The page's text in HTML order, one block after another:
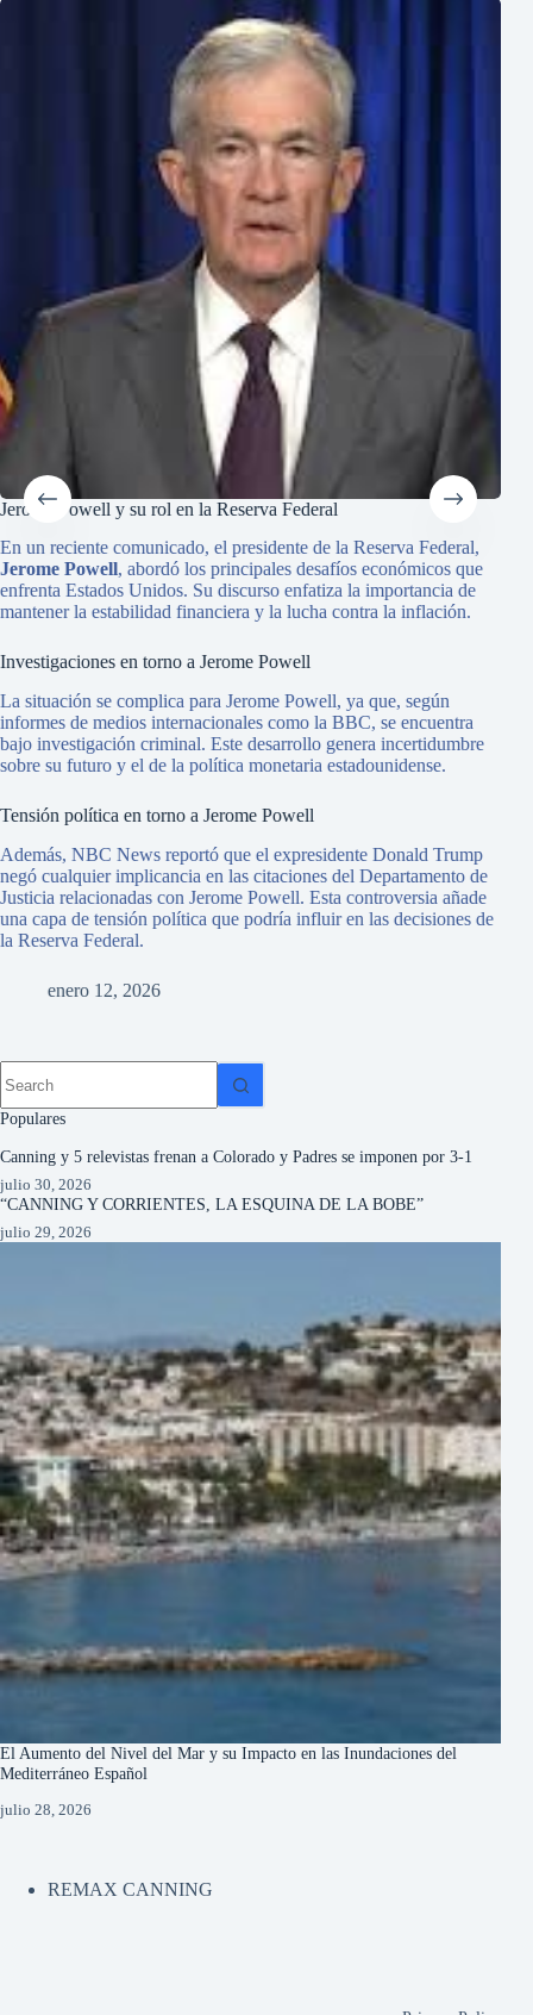
Jerome Powell y su rol en la Reserva Federal
En un reciente comunicado, el presidente de la Reserva Federal,
Jerome Powell, abordó los principales desafíos económicos que
enfrenta Estados Unidos. Su discurso enfatiza la importancia de
mantener la estabilidad financiera y la lucha contra la inflación.
Investigaciones en torno a Jerome Powell
La situación se complica para Jerome Powell, ya que, según
informes de medios internacionales como la BBC, se encuentra
bajo investigación criminal. Este desarrollo genera incertidumbre
sobre su futuro y el de la política monetaria estadounidense.
Tensión política en torno a Jerome Powell
Además, NBC News reportó que el expresidente Donald Trump
negó cualquier implicancia en las citaciones del Departamento de
Justicia relacionadas con Jerome Powell. Esta controversia añade
una capa de tensión política que podría influir en las decisiones de
la Reserva Federal.
enero 12, 2026
Populares
Canning y 5 relevistas frenan a Colorado y Padres se imponen por 3-1
julio 30, 2026
“CANNING Y CORRIENTES, LA ESQUINA DE LA BOBE”
julio 29, 2026
El Aumento del Nivel del Mar y su Impacto en las Inundaciones del
Mediterráneo Español
julio 28, 2026
REMAX CANNING